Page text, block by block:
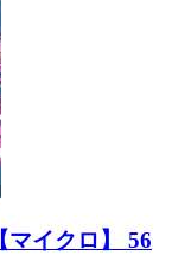
マイクロ】 56